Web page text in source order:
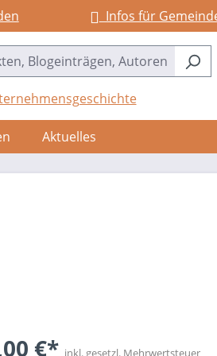
Infos für
Aktuelles
€* inkl. gesetzl. Mehrwertsteuer